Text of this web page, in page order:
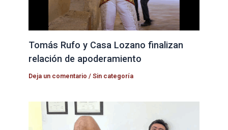
Tomás Rufo y Casa Lozano finalizan
relación de apoderamiento
Deja un comentario /Sin categoría